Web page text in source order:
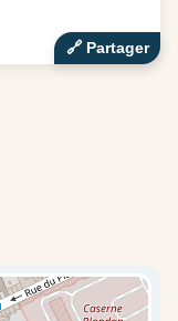
🔗‍️ Partager